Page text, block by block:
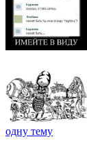
одну тему